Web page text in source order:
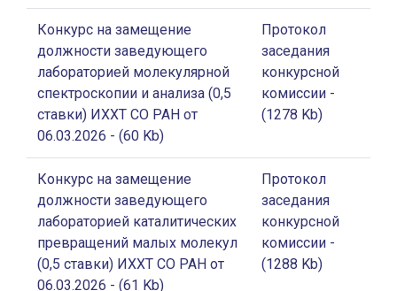
Конкурс на замещение
должности заведующего
лабораторией молекулярной
спектроскопии и анализа (0,5
ставки) ИХХТ СО РАН от
06.03.2026 - (60 Kb)
Протокол
заседания
конкурсной
комиссии -
(1278 Kb)
Конкурс на замещение
должности заведующего
лабораторией каталитических
превращений малых молекул
(0,5 ставки) ИХХТ СО РАН от
06.03.2026 - (61 Kb)
Протокол
заседания
конкурсной
комиссии -
(1288 Kb)